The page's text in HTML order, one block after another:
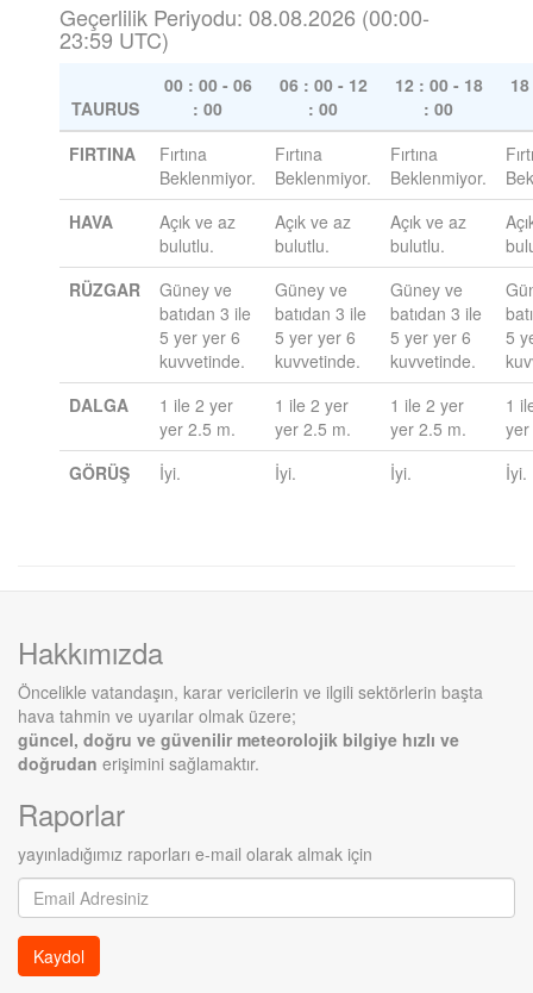
Geçerlilik Periyodu: 08.08.2026 (00:00-
23:59 UTC)
TAURUS
00 : 00 - 06
: 00
06 : 00 - 12
: 00
12 : 00 - 18
: 00
FIRTINA
Fırtına
Beklenmiyor.
Fırtına
Beklenmiyor.
Fırtına
Beklenmiyor.
HAVA
Açık ve az
bulutlu.
Açık ve az
bulutlu.
Açık ve az
bulutlu.
RÜZGAR
Güney ve
batıdan 3 ile
5 yer yer 6
kuvvetinde.
Güney ve
batıdan 3 ile
5 yer yer 6
kuvvetinde.
Güney ve
batıdan 3 ile
5 yer yer 6
kuvvetinde.
5
DALGA
1 ile 2 yer
yer 2.5 m.
1 ile 2 yer
yer 2.5 m.
1 ile 2 yer
yer 2.5 m.
1
GÖRÜŞ
İyi. İyi. İyi. İyi.
Hakkımızda
Öncelikle vatandaşın, karar vericilerin ve ilgili sektörlerin başta
hava tahmin ve uyarılar olmak üzere;
güncel, doğru ve güvenilir meteorolojik bilgiye hızlı ve
doğrudan erişimini sağlamaktır.
Raporlar
yayınladığımız raporları e-mail olarak almak için
E-
mail
adres
Kaydol